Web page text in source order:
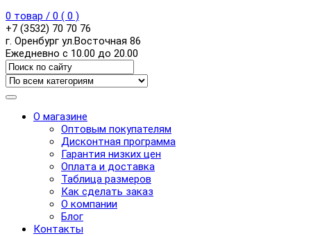
0 товар / 0 ( 0 )
+7 (3532) 70 70 76
г. Оренбург ул.Восточная 86
Ежедневно с 10.00 до 20.00
О магазине
Оптовым покупателям
Дисконтная программа
Гарантия низких цен
Оплата и доставка
Таблица размеров
Как сделать заказ
О компании
Блог
Контакты